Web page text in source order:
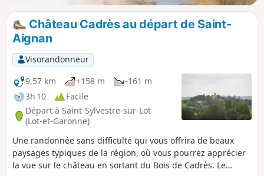
Château Cadrès au départ de Saint-
Aignan
Visorandonneur
9,57 km
+158 m
-161 m
3h 10
Facile
Départ à Saint-Sylvestre-sur-Lot
(Lot-et-Garonne)
Une randonnée sans difficulté qui vous offrira de beaux
paysages typiques de la région, où vous pourrez apprécier
la vue sur le château en sortant du Bois de Cadrès. Le